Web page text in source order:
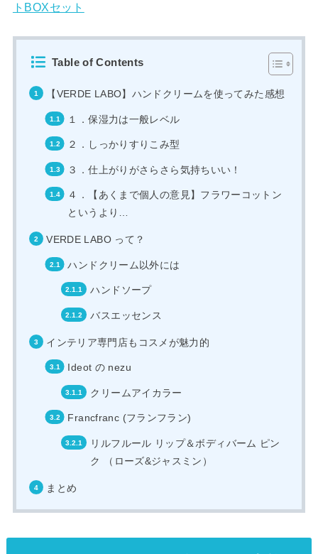
トBOXセット
Table of Contents
【VERDE LABO】ハンドクリームを使ってみた感想
１．保湿力は一般レベル
２．しっかりすりこみ型
３．仕上がりがさらさら気持ちいい！
４．【あくまで個人の意見】フラワーコットン
というより…
VERDE LABO って？
ハンドクリーム以外には
ハンドソープ
バスエッセンス
インテリア専門店もコスメが魅力的
Ideot の nezu
クリームアイカラー
Francfranc (フランフラン)
リルフルール リップ＆ボディバーム ピン
ク （ローズ&ジャスミン）
まとめ